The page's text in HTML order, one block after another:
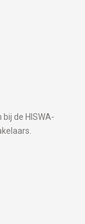
de HISWA-